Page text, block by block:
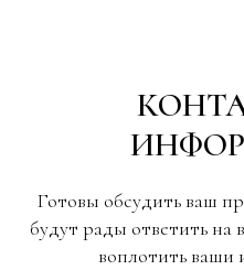
Готовы обсудить ваш
будут рады ответить на
воплотить ваши